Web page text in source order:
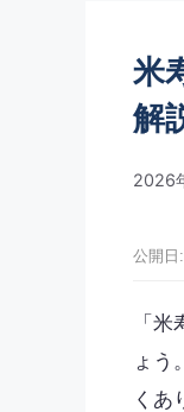
米
解
2026
公開日
「
ょう
くあ